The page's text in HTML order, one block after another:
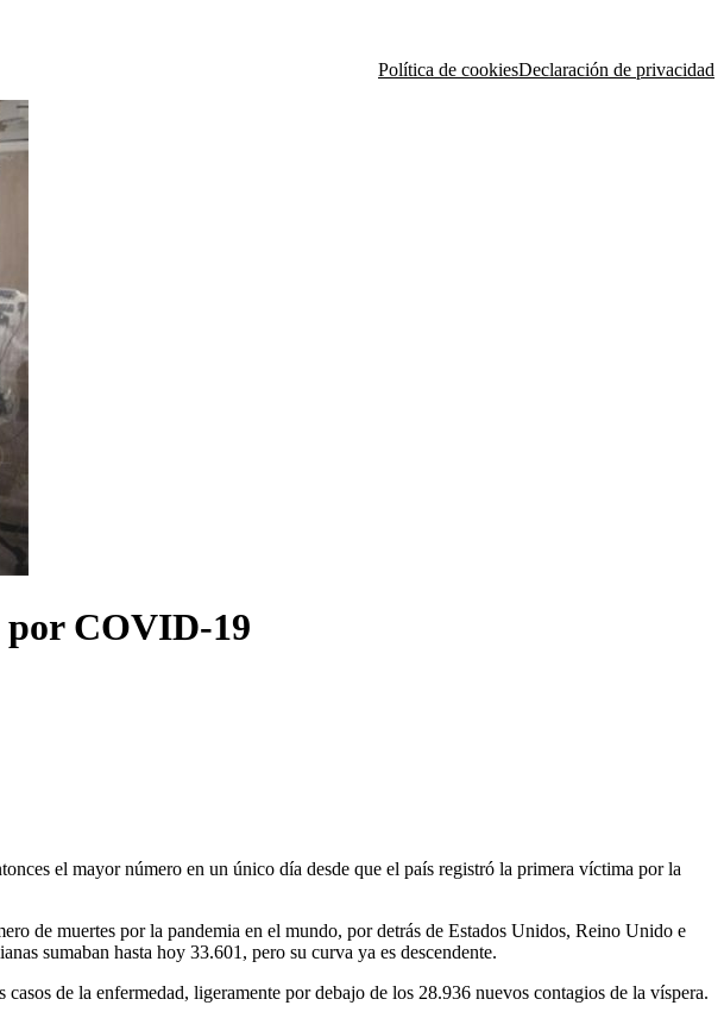
Política de cookiesDeclaración de privacidad
por COVID-19
el mayor número en un único día desde que el país registró la primera víctima por la
de muertes por la pandemia en el mundo, por detrás de Estados Unidos, Reino Unido e
sumaban hasta hoy 33.601, pero su curva ya es descendente.
de la enfermedad, ligeramente por debajo de los 28.936 nuevos contagios de la víspera.